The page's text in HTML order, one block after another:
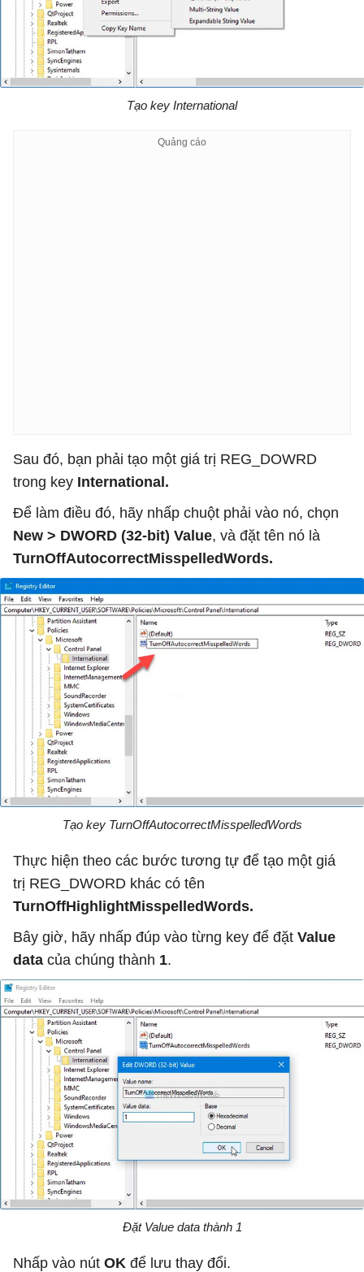
Tạo key International
Sau đó, bạn phải tạo một giá trị REG_DOWRD
trong key International.
Để làm điều đó, hãy nhấp chuột phải vào nó, chọn
New > DWORD (32-bit) Value, và đặt tên nó là
TurnOffAutocorrectMisspelledWords.
Tạo key TurnOffAutocorrectMisspelledWords
Thực hiện theo các bước tương tự để tạo một giá
trị REG_DWORD khác có tên
TurnOffHighlightMisspelledWords.
Bây giờ, hãy nhấp đúp vào từng key để đặt Value
data của chúng thành 1.
Đặt Value data thành 1
Nhấp vào nút OK để lưu thay đổi.